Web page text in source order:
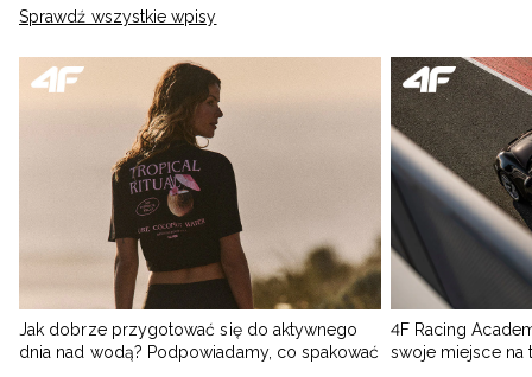
Sprawdź wszystkie wpisy
Jak dobrze przygotować się do aktywnego
dnia nad wodą? Podpowiadamy, co spakować
4F Racing
swoje miejsce na